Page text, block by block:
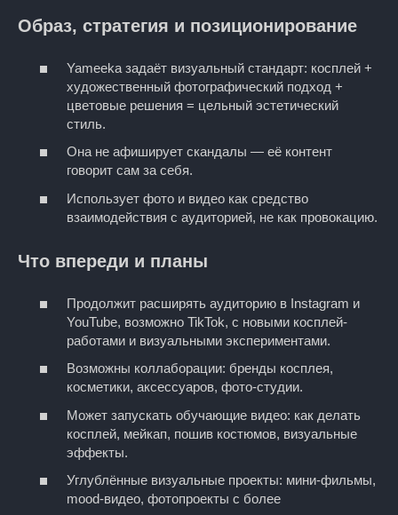
Образ, стратегия и позиционирование
Yameeka задаёт визуальный стандарт: косплей +
художественный фотографический подход +
цветовые решения = цельный эстетический
стиль.
Она не афиширует скандалы — её контент
говорит сам за себя.
Использует фото и видео как средство
взаимодействия с аудиторией, не как провокацию.
Что впереди и планы
Продолжит расширять аудиторию в Instagram и
YouTube, возможно TikTok, с новыми косплей-
работами и визуальными экспериментами.
Возможны коллаборации: бренды косплея,
косметики, аксессуаров, фото-студии.
Может запускать обучающие видео: как делать
косплей, мейкап, пошив костюмов, визуальные
эффекты.
Углублённые визуальные проекты: мини-фильмы,
mood-видео, фотопроекты с более